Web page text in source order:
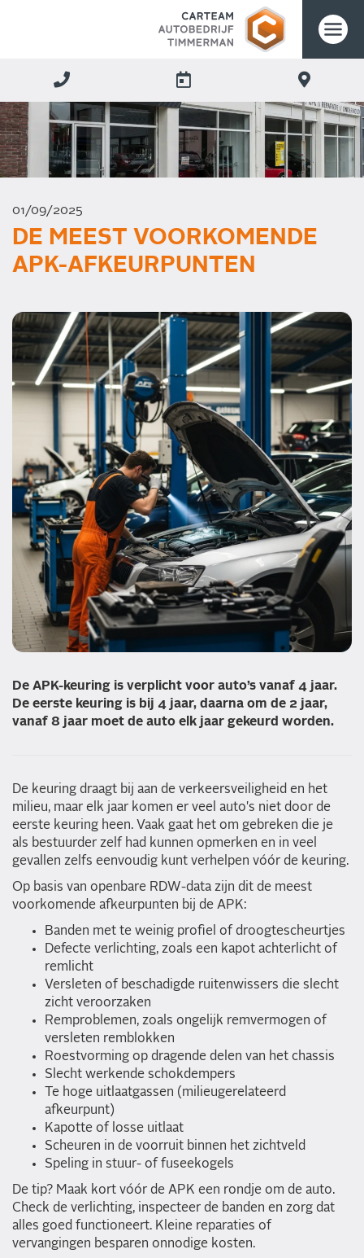
01/09/2025
DE MEEST VOORKOMENDE
APK-AFKEURPUNTEN
De APK-keuring is verplicht voor auto’s vanaf 4 jaar.
De eerste keuring is bij 4 jaar, daarna om de 2 jaar,
vanaf 8 jaar moet de auto elk jaar gekeurd worden.
De keuring draagt bij aan de verkeersveiligheid en het
milieu, maar elk jaar komen er veel auto's niet door de
eerste keuring heen. Vaak gaat het om gebreken die je
als bestuurder zelf had kunnen opmerken en in veel
gevallen zelfs eenvoudig kunt verhelpen vóór de keuring.
Op basis van openbare RDW-data zijn dit de meest
voorkomende afkeurpunten bij de APK:
Banden met te weinig profiel of droogtescheurtjes
Defecte verlichting, zoals een kapot achterlicht of
remlicht
Versleten of beschadigde ruitenwissers die slecht
zicht veroorzaken
Remproblemen, zoals ongelijk remvermogen of
versleten remblokken
Roestvorming op dragende delen van het chassis
Slecht werkende schokdempers
Te hoge uitlaatgassen (milieugerelateerd
afkeurpunt)
Kapotte of losse uitlaat
Scheuren in de voorruit binnen het zichtveld
Speling in stuur- of fuseekogels
De tip? Maak kort vóór de APK een rondje om de auto.
Check de verlichting, inspecteer de banden en zorg dat
alles goed functioneert. Kleine reparaties of
vervangingen besparen onnodige kosten.